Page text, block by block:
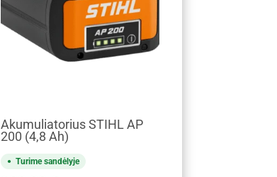
Akumuliatorius STIHL AP
200 (4,8 Ah)
Turime sandėlyje